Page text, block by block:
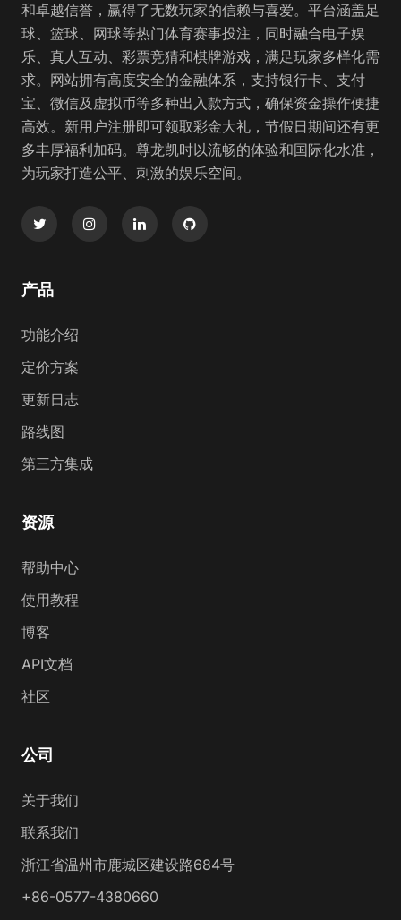
和卓越信誉，赢得了无数玩家的信赖与喜爱。平台涵盖足
球、篮球、网球等热门体育赛事投注，同时融合电子娱
乐、真人互动、彩票竞猜和棋牌游戏，满足玩家多样化需
求。网站拥有高度安全的金融体系，支持银行卡、支付
宝、微信及虚拟币等多种出入款方式，确保资金操作便捷
高效。新用户注册即可领取彩金大礼，节假日期间还有更
多丰厚福利加码。尊龙凯时以流畅的体验和国际化水准，
为玩家打造公平、刺激的娱乐空间。
产品
功能介绍
定价方案
更新日志
路线图
第三方集成
资源
帮助中心
使用教程
博客
API文档
社区
公司
关于我们
联系我们
浙江省温州市鹿城区建设路684号
+86-0577-4380660